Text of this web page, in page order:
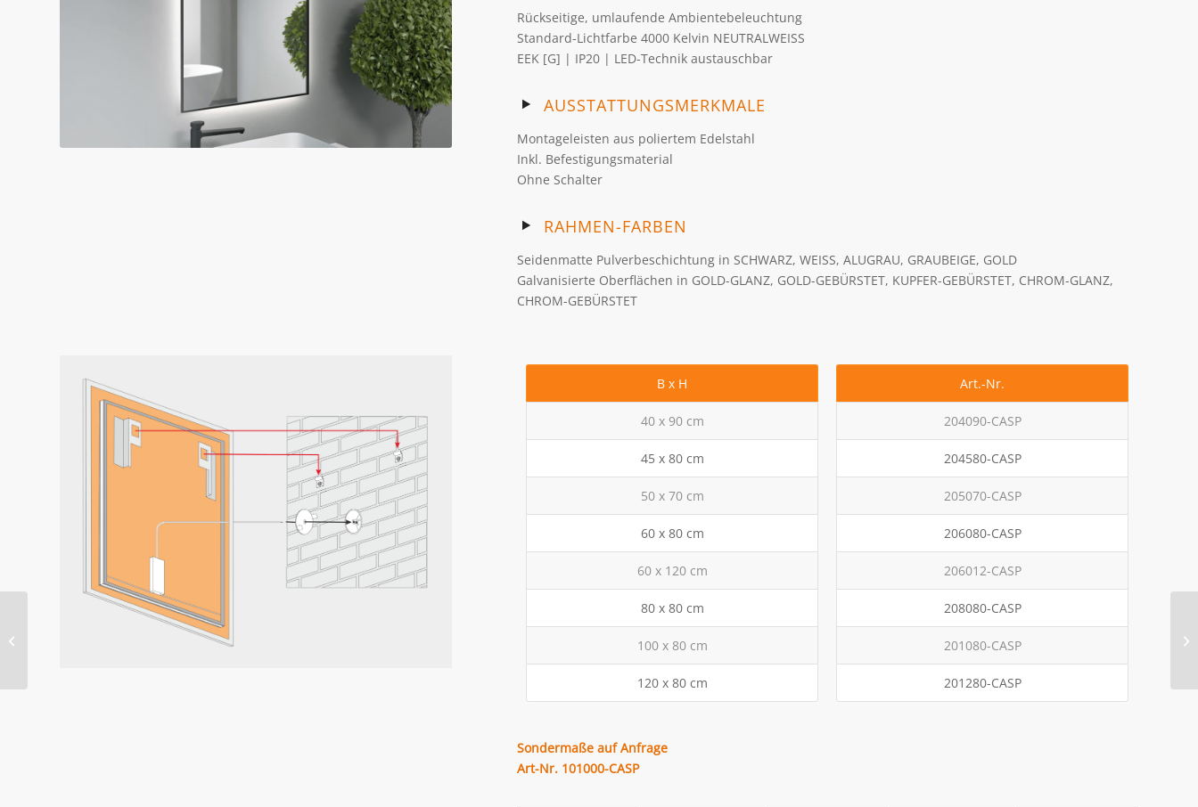
Rückseitige, umlaufende Ambientebeleuchtung
Standard-Lichtfarbe 4000 Kelvin NEUTRALWEISS
EEK [G] | IP20 | LED-Technik austauschbar
AUSSTATTUNGSMERKMALE
Montageleisten aus poliertem Edelstahl
Inkl. Befestigungsmaterial
Ohne Schalter
RAHMEN-FARBEN
Seidenmatte Pulverbeschichtung in SCHWARZ, WEISS, ALUGRAU, GRAUBEIGE, GOLD
Galvanisierte Oberflächen in GOLD-GLANZ, GOLD-GEBÜRSTET, KUPFER-GEBÜRSTET, CHROM-GLANZ,
CHROM-GEBÜRSTET
B x H
40 x 90 cm
45 x 80 cm
50 x 70 cm
60 x 80 cm
60 x 120 cm
80 x 80 cm
100 x 80 cm
120 x 80 cm
Art.-Nr.
204090-CASP
204580-CASP
205070-CASP
206080-CASP
206012-CASP
208080-CASP
201080-CASP
201280-CASP
Sondermaße auf Anfrage
Art-Nr. 101000-CASP